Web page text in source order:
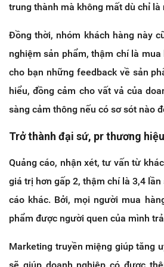
trung thành mà không mất dù chỉ là
Đồng thời, nhóm khách hàng này
nghiệm sản phẩm, thậm chí là
cho bạn những feedback về sản
hiểu, đồng cảm cho vất vả của
sàng cảm thông nếu có sơ sót nào
Trở thành đại sứ, pr thương
Quảng cáo, nhận xét, tư vấn từ
giá trị hơn gấp 2, thậm chí là 3,4
cáo khác. Bởi, mọi người mua
phẩm được người quen của mình
Marketing truyền miệng giúp tăng